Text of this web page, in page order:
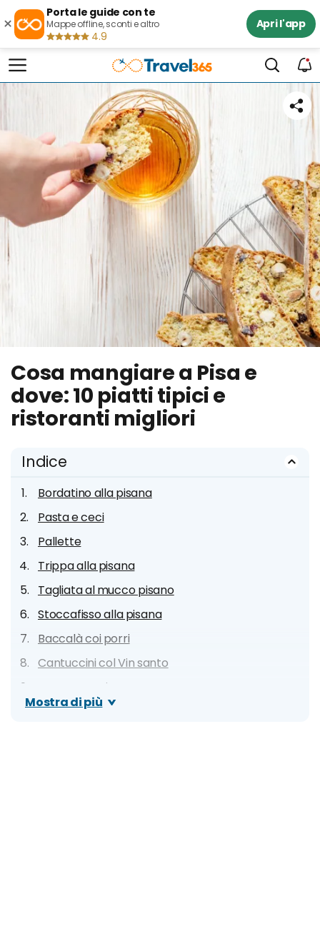
×
Porta le guide con te
Mappe offline, sconti e altro
4.9
Apri l'app
Cosa mangiare a Pisa e
dove: 10 piatti tipici e
ristoranti migliori
Indice
Bordatino alla pisana
Pasta e ceci
Pallette
Trippa alla pisana
Tagliata al mucco pisano
Stoccafisso alla pisana
Baccalà coi porri
Cantuccini col Vin santo
Castagnaccio
Torta co' bischeri
Mostra di più